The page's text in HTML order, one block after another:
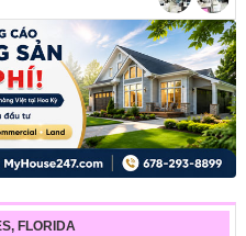
FLORIDA